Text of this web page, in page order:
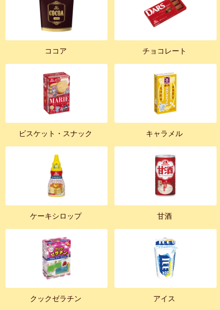
ココア チョコレート
ビスケット・スナック キャラメル
ケーキシロップ 甘酒
クックゼラチン アイス